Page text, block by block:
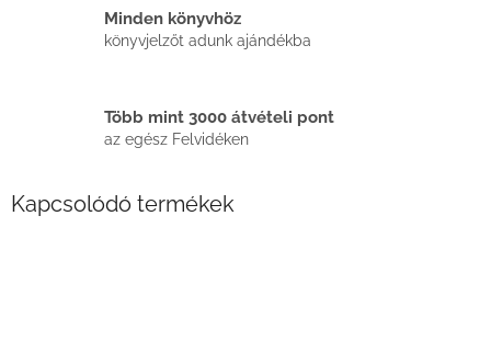
Minden könyvhöz
könyvjelzőt adunk ajándékba
Több mint 3000 átvételi pont
az egész Felvidéken
Kapcsolódó termékek